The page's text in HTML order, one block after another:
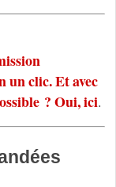
un clic. Et avec
? Oui, ici.